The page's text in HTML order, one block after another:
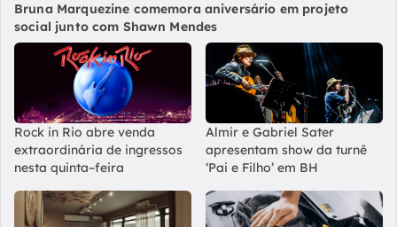
Bruna Marquezine comemora aniversário em projeto
social junto com Shawn Mendes
Rock in Rio abre venda
extraordinária de ingressos
nesta quinta–feira
Almir e Gabriel Sater
apresentam show da turnê
‘Pai e Filho’ em BH